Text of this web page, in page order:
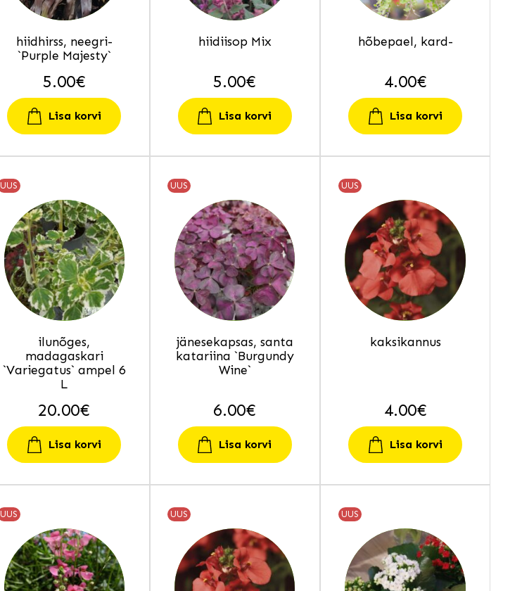
hiidhirss, neegri-
`Purple Majesty`
5.00€
Lisa korvi
hiidiisop Mix
5.00€
Lisa korvi
hõbepael, kard-
4.00€
Lisa korvi
UUS
ilunõges,
madagaskari
`Variegatus` ampel 6
L
20.00€
Lisa korvi
UUS
jänesekapsas, santa
katariina `Burgundy
Wine`
6.00€
Lisa korvi
UUS
kaksikannus
4.00€
Lisa korvi
UUS UUS UUS